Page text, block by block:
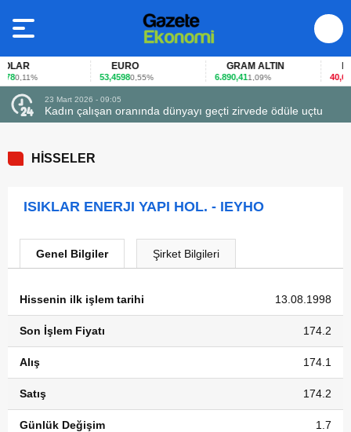
0,11%
EURO
53,45980,55%
GRAM ALTIN
6.890,411,09% 40,65-
23 Mart 2026 - 09:05
Kadın çalışan oranında dünyayı geçti zirvede ödüle uçtu
HİSSELER
ISIKLAR ENERJI YAPI HOL. - IEYHO
Genel Bilgiler Şirket Bilgileri
Hissenin ilk işlem tarihi 13.08.1998
Son İşlem Fiyatı 174.2
Alış 174.1
Satış 174.2
Günlük Değişim 1.7